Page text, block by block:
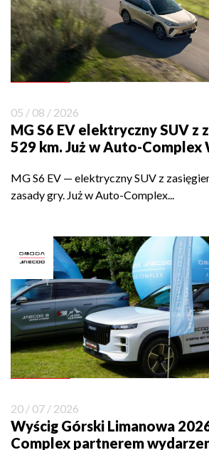
05 / 08 / 2026
MG S6 EV elektryczny SUV z
529 km. Już w Auto-Complex
MG S6 EV — elektryczny SUV z
zasady gry. Już w Auto-Complex...
20 / 07 / 2026
Wyścig Górski Limanowa
Complex partnerem